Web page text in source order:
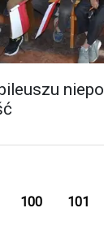
100 101